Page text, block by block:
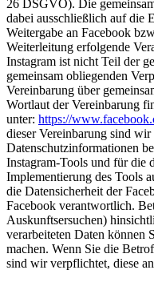
26 DSGVO). Die
dabei ausschließlich auf die
Weitergabe an Facebook
Weiterleitung erfolgende
Instagram ist nicht Teil der
gemeinsam obliegenden
Vereinbarung über
Wortlaut der Vereinbarung
unter: https://
dieser Vereinbarung sind
Datenschutzinformationen
Instagram-Tools und für die
Implementierung des Tools
die Datensicherheit der
Facebook verantwortlich.
Auskunftsersuchen)
verarbeiteten Daten können
machen. Wenn Sie die
sind wir verpflichtet, diese